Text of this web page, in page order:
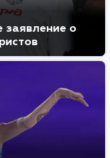
заявление о